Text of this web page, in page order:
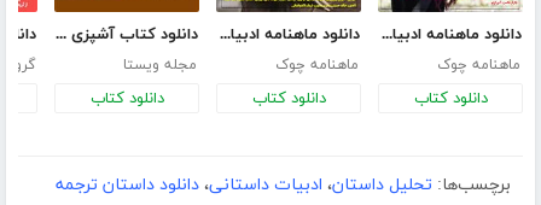
دانلود ماهنامه ادبیات داستانی چوک - شماره 147
ماهنامه چوک
دانلود کتاب
دانلود ماهنامه ادبیات داستانی چوک - شماره 143
ماهنامه چوک
دانلود کتاب
دانلود کتاب آشپزی - غذاهای آماده و فوری
مجله ویستا
دانلود کتاب
برچسب‌ها: تحلیل داستان، ادبیات داستانی، دانلود داستان ترجمه